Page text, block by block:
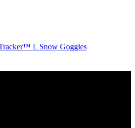
L Snow Goggles